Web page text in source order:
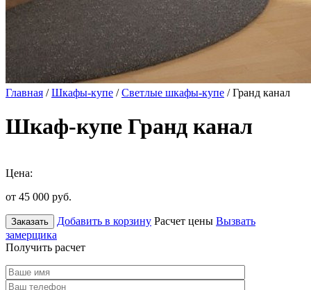
Главная /Шкафы-купе /Светлые шкафы-купе / Гранд канал
Шкаф-купе Гранд канал
Цена:
от 45 000 руб.
Заказать Добавить в корзину Расчет цены Вызвать
замерщика
Получить расчет